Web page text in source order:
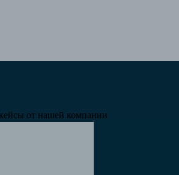
от нашей компании